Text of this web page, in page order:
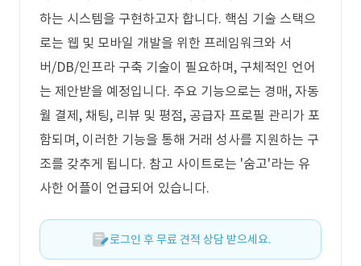
하는 시스템을 구현하고자 합니다. 핵심 기술 스택으
로는 웹 및 모바일 개발을 위한 프레임워크와 서
버/DB/인프라 구축 기술이 필요하며, 구체적인 언어
는 제안받을 예정입니다. 주요 기능으로는 경매, 자동
월 결제, 채팅, 리뷰 및 평점, 공급자 프로필 관리가 포
함되며, 이러한 기능을 통해 거래 성사를 지원하는 구
조를 갖추게 됩니다. 참고 사이트로는 '숨고'라는 유
사한 어플이 언급되어 있습니다.
로그인 후 무료 견적 상담 받으세요.